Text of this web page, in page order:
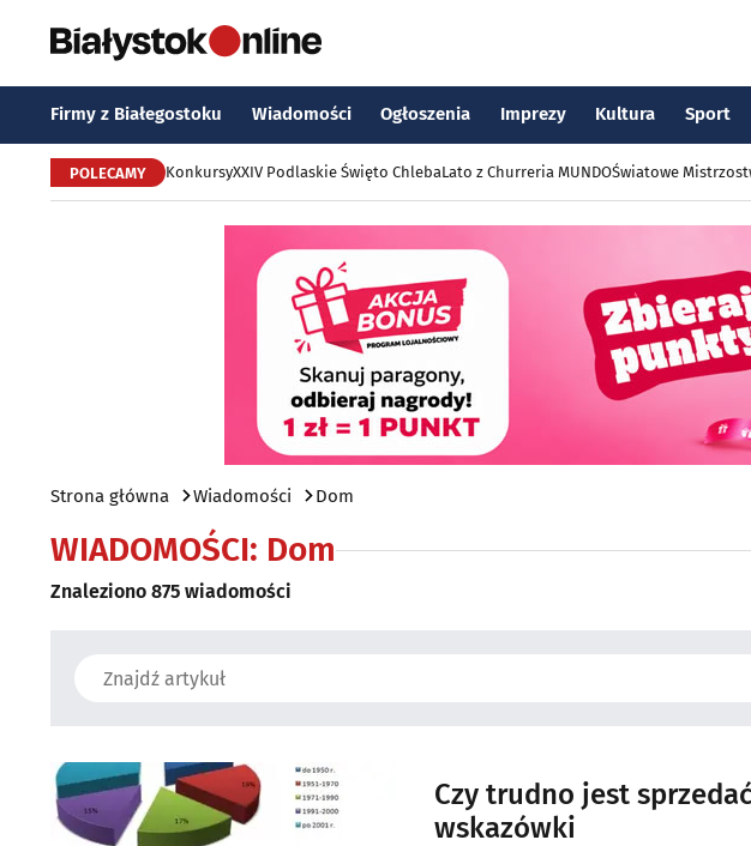
Firmy z Białegostoku Wiadomości Ogłoszenia Imprezy Kultura Sport
POLECAMY KonkursyXXIV Podlaskie Święto ChlebaLato z Churreria MUNDOŚwiatowe
Strona główna Wiadomości Dom
WIADOMOŚCI: Dom
Znaleziono 875 wiadomości
Czy trudno jest
wskazówki